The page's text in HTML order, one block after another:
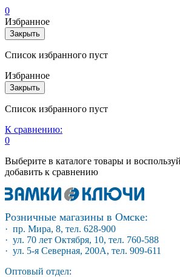
0
Избранное
Закрыть
Список избранного пуст
Избранное
Закрыть
Список избранного пуст
К сравнению:
0
Выберите в каталоге товары и
добавить к сравнению
Розничные магазины в Омске:
· пр. Мира, 8, тел. 628-900
· ул. 70 лет Октября, 10, тел. 760-588
· ул. 5-я Северная, 200А, тел. 909-611
Оптовый отдел: